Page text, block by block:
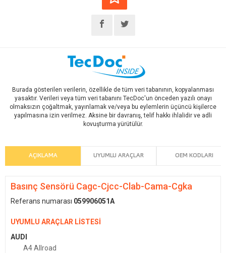
Burada gösterilen verilerin, özellikle de tüm veri tabanının, kopyalanması
yasaktır. Verileri veya tüm veri tabanını TecDoc'un önceden yazılı onayı
olmaksızın çoğaltmak, yayınlamak ve/veya bu eylemlerin üçüncü kişilerce
yapılmasına izin verilmez. Aksine bir davranış, telif hakkı ihlalidir ve adli
kovuşturma yürütülür.
AÇIKLAMA UYUMLU ARAÇLAR OEM KODLARI
Basınç Sensörü Cagc-Cjcc-Clab-Cama-Cgka
Referans numarası 059906051A
UYUMLU ARAÇLAR LİSTESİ
AUDI
A4 Allroad